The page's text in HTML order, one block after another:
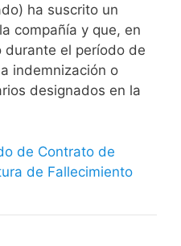
ha suscrito un
compañía y que, en
durante el período de
indemnización o
designados en la
de Contrato de
de Fallecimiento